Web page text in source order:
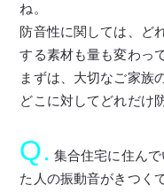
ね。
防音性に関しては、ど
する素材も量も変わっ
まずは、大切なご家族
どこに対してどれだけ
Q. 集合住宅に住ん
た人の振動音がきつく